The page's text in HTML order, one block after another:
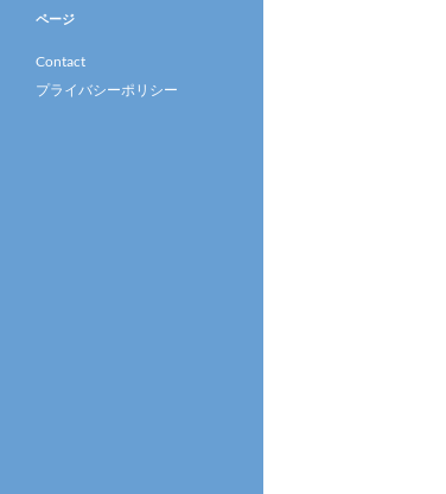
ページ
Contact
プライバシーポリシー